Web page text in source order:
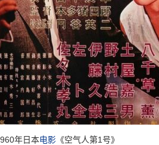
年日本电影《空气人第1号》